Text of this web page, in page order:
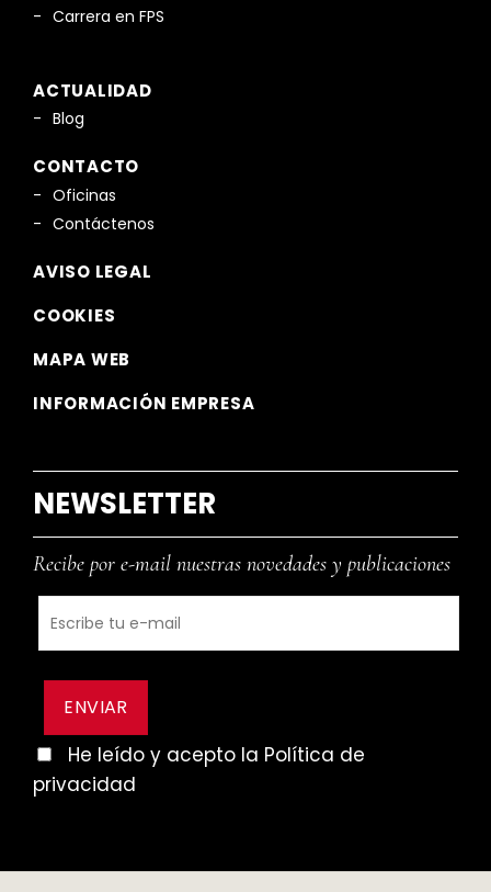
Carrera en FPS
ACTUALIDAD
Blog
CONTACTO
Oficinas
Contáctenos
AVISO LEGAL
COOKIES
MAPA WEB
INFORMACIÓN EMPRESA
NEWSLETTER
Recibe por e-mail nuestras novedades y publicaciones
He leído y acepto la Política de
privacidad